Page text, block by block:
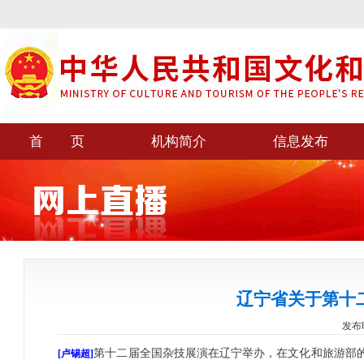
首 页 机构简介 信息发布
辽宁省关于第十
发布
[卢锡超]第十二届全国杂技展演在辽宁举办，在文化和旅游